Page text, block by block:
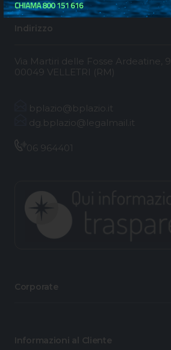
Indirizzo
Via Martiri delle Fosse Ardeatine, 9
00049 VELLETRI (RM)
bplazio@bplazio.it
dg.bplazio@legalmail.it
06 964401
Corporate
Informazioni al Cliente